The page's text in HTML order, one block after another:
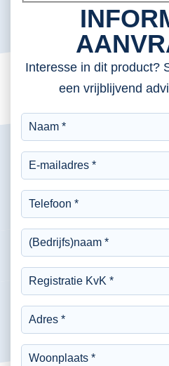
Interesse in dit product?
een vrijblijvend